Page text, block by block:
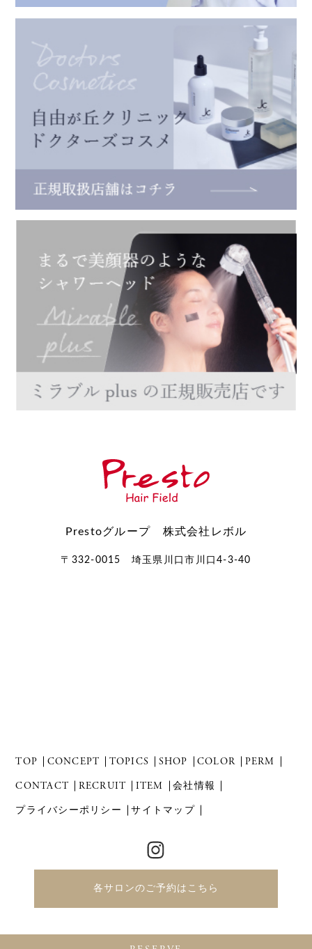
Prestoグループ 株式会社レボル
〒332-0015 埼玉県川口市川口4-3-40
TOP CONCEPT TOPICS SHOP COLOR
PERM
CONTACT
RECRUIT ITEM 会社情報
プライバシーポリシー サイトマップ
各サロンのご予約はこちら
Copyright 2021 Revol Co.,Ltd. All Right Reserved.